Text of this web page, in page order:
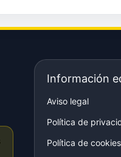
Información
Aviso legal
Política de
Política de cookies